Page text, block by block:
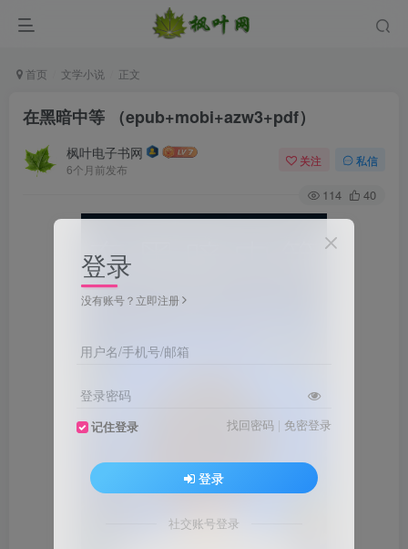
首页 文学小说 正文
在黑暗中等 （epub+mobi+azw3+pdf）
枫叶电子书网
6个月前发布
关注 私信
114 40
登录
没有账号？立即注册
用户名/手机号/邮箱
登录密码
记住登录 找回密码 | 免密登录
登录
社交账号登录